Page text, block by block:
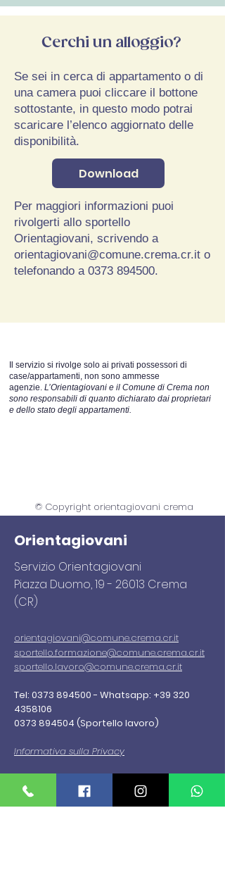
Cerchi un alloggio?
Se sei in cerca di appartamento o di
una camera puoi cliccare il bottone
sottostante, in questo modo potrai
scaricare l’elenco aggiornato delle
disponibilità.
Per maggiori informazioni puoi
rivolgerti allo sportello
Orientagiovani, scrivendo a
orientagiovani@comune.crema.cr.it o
telefonando a 0373 894500.
Download
Il servizio si rivolge solo ai privati possessori di
case/appartamenti, non sono ammesse
agenzie. L’Orientagiovani e il Comune di Crema non
sono responsabili di quanto dichiarato dai proprietari
e dello stato degli appartamenti.
© Copyright orientagiovani crema
Orientagiovani
Servizio Orientagiovani
Piazza Duomo,19 - 26013 Crema
(CR)
orientagiovani@comune.crema.cr.it
sportello.formazione@comune.crema.cr.it
sportello.lavoro@comune.crema.cr.it
Tel: 0373 894500- Whatsapp: +39 320
4358106
0373 894504 (Sportello lavoro)
Informativa sulla Privacy
Prendi un appuntamento